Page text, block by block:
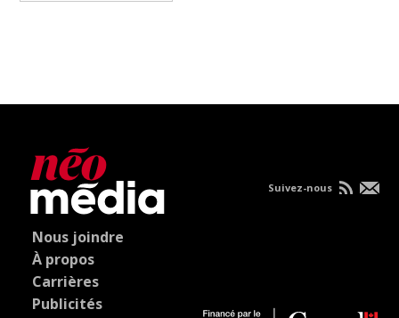
Nous joindre
À propos
Carrières
Publicités
Suivez-nous